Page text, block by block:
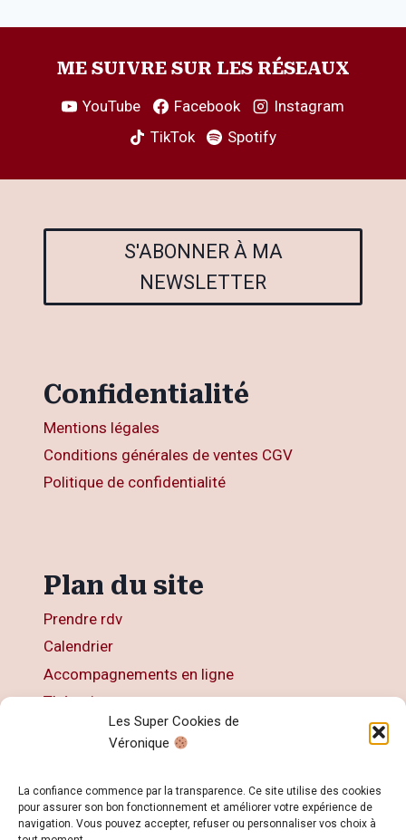
Les Super Cookies de
Véronique
La confiance commence par la transparence. Ce site utilise des cookies
pour assurer son bon fonctionnement et améliorer votre expérience de
navigation. Vous pouvez accepter, refuser ou personnaliser vos choix à
ME SUIVRE SUR LES RÉSEAUX
YouTube Facebook
Instagram
TikTok
Spotify
S'ABONNER À MA
NEWSLETTER
Confidentialité
Mentions légales
Conditions générales de ventes CGV
Politique de confidentialité
Plan du site
Prendre rdv
Calendrier
Accompagnements en ligne
Thérapies
Contact